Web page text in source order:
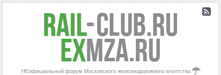
Rail-Club.RU
exMZA.RU
НЕофициальный форум Московского железнодорожного агентства